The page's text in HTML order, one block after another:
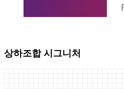
상하조합 시그니처